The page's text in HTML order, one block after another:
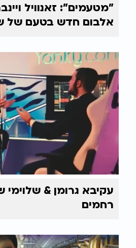
"מטעמים": זאנוויל
אלבום חדש בטעם של
עקיבא גרומן & שלוימי
רחמים